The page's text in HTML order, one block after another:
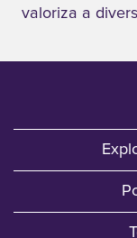
valoriza a